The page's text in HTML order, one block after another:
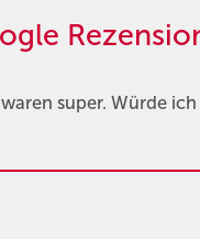
super. Würde